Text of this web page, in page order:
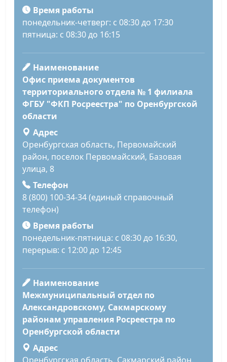
Время работы
понедельник-четверг: с 08:30 до 17:30
пятница: с 08:30 до 16:15
Наименование
Офис приема документов
территориального отдела № 1 филиала
ФГБУ "ФКП Росреестра" по Оренбургской
области
Адрес
Оренбургская область, Первомайский
район, поселок Первомайский, Базовая
улица, 8
Телефон
8 (800) 100-34-34 (единый справочный
телефон)
Время работы
понедельник-пятница: с 08:30 до 16:30,
перерыв: с 12:00 до 12:45
Наименование
Межмуниципальный отдел по
Александровскому, Сакмарскому
районам управления Росреестра по
Оренбургской области
Адрес